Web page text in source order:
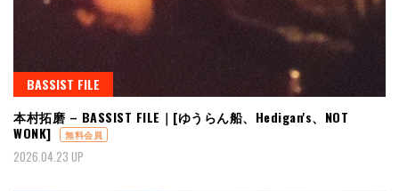
BASSIST FILE
本村拓磨 – BASSIST FILE｜[ゆうらん船、Hedigan's、NOT
WONK]
無料会員
2026.04.23 UP